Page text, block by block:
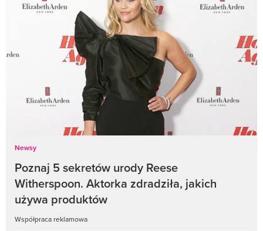
Newsy
Poznaj 5 sekretów urody Reese
Witherspoon. Aktorka zdradziła, jakich
używa produktów
Współpraca reklamowa